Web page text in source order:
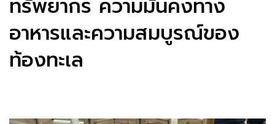
ทรัพยากร ความมั่นคงทาง
อาหารและความสมบูรณ์ของ
ท้องทะเล